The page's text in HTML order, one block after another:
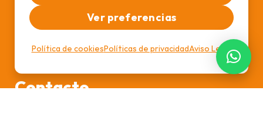
Ver preferencias
Política de cookies Políticas de privacidadAviso Legal
Acceso afiliados
Contacto